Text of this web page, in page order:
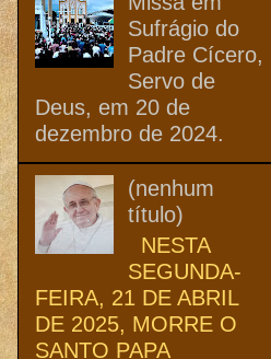
Sufrágio do
Padre Cícero,
Servo de
Deus, em 20 de
dezembro de 2024.
(nenhum
título)
NESTA
SEGUNDA-
FEIRA, 21 DE ABRIL
DE 2025, MORRE O
SANTO PAPA